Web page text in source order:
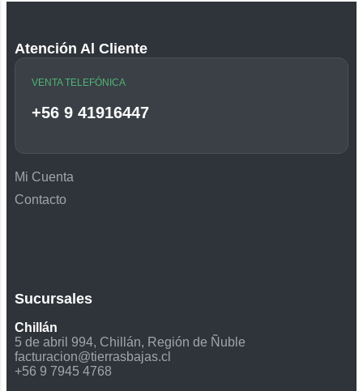
Sucursales
Chillán
5 de abril 994, Chillán, Región de Ñuble
facturacion@tierrasbajas.cl
+56 9 7945 4768
Atención Al Cliente
VENTA TELEFÓNICA
+56 9 41916447
Mi Cuenta
Contacto